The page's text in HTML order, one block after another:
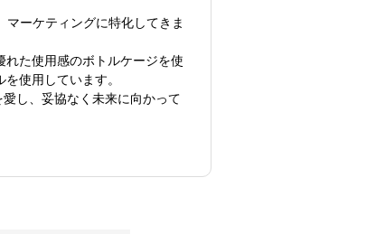
ーケティングに特化してきま
た使用感のボトルケージを使
使用しています。
し、妥協なく未来に向かって